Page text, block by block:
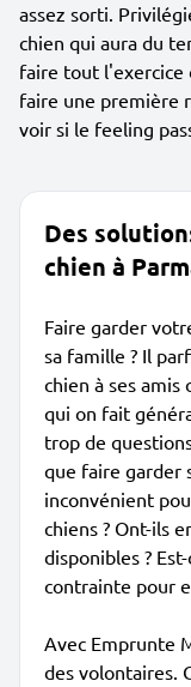
assez sorti.
chien qui aura du
faire tout l'exercice
faire une première
voir si le feeling
Des
chien à
Faire garder
sa famille ? Il
chien à ses amis
qui on fait
trop de
que faire garder
inconvénient
chiens ? Ont-ils
disponibles ?
contrainte pour
Avec Emprunte
des volontaires.